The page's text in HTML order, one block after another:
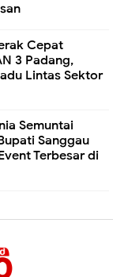
Cepat
3 Padang,
Lintas Sektor
Semuntai
Sanggau
Terbesar di